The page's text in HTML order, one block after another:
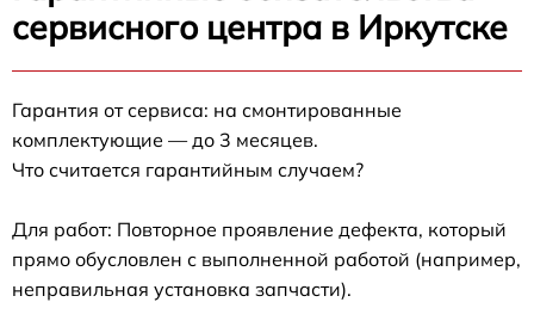
сервисного центра в Иркутске
Гарантия от сервиса: на смонтированные
комплектующие — до 3 месяцев.
Что считается гарантийным случаем?
Для работ: Повторное проявление дефекта, который
прямо обусловлен с выполненной работой (например,
неправильная установка запчасти).